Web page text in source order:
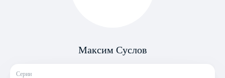
Максим Суслов
Серии